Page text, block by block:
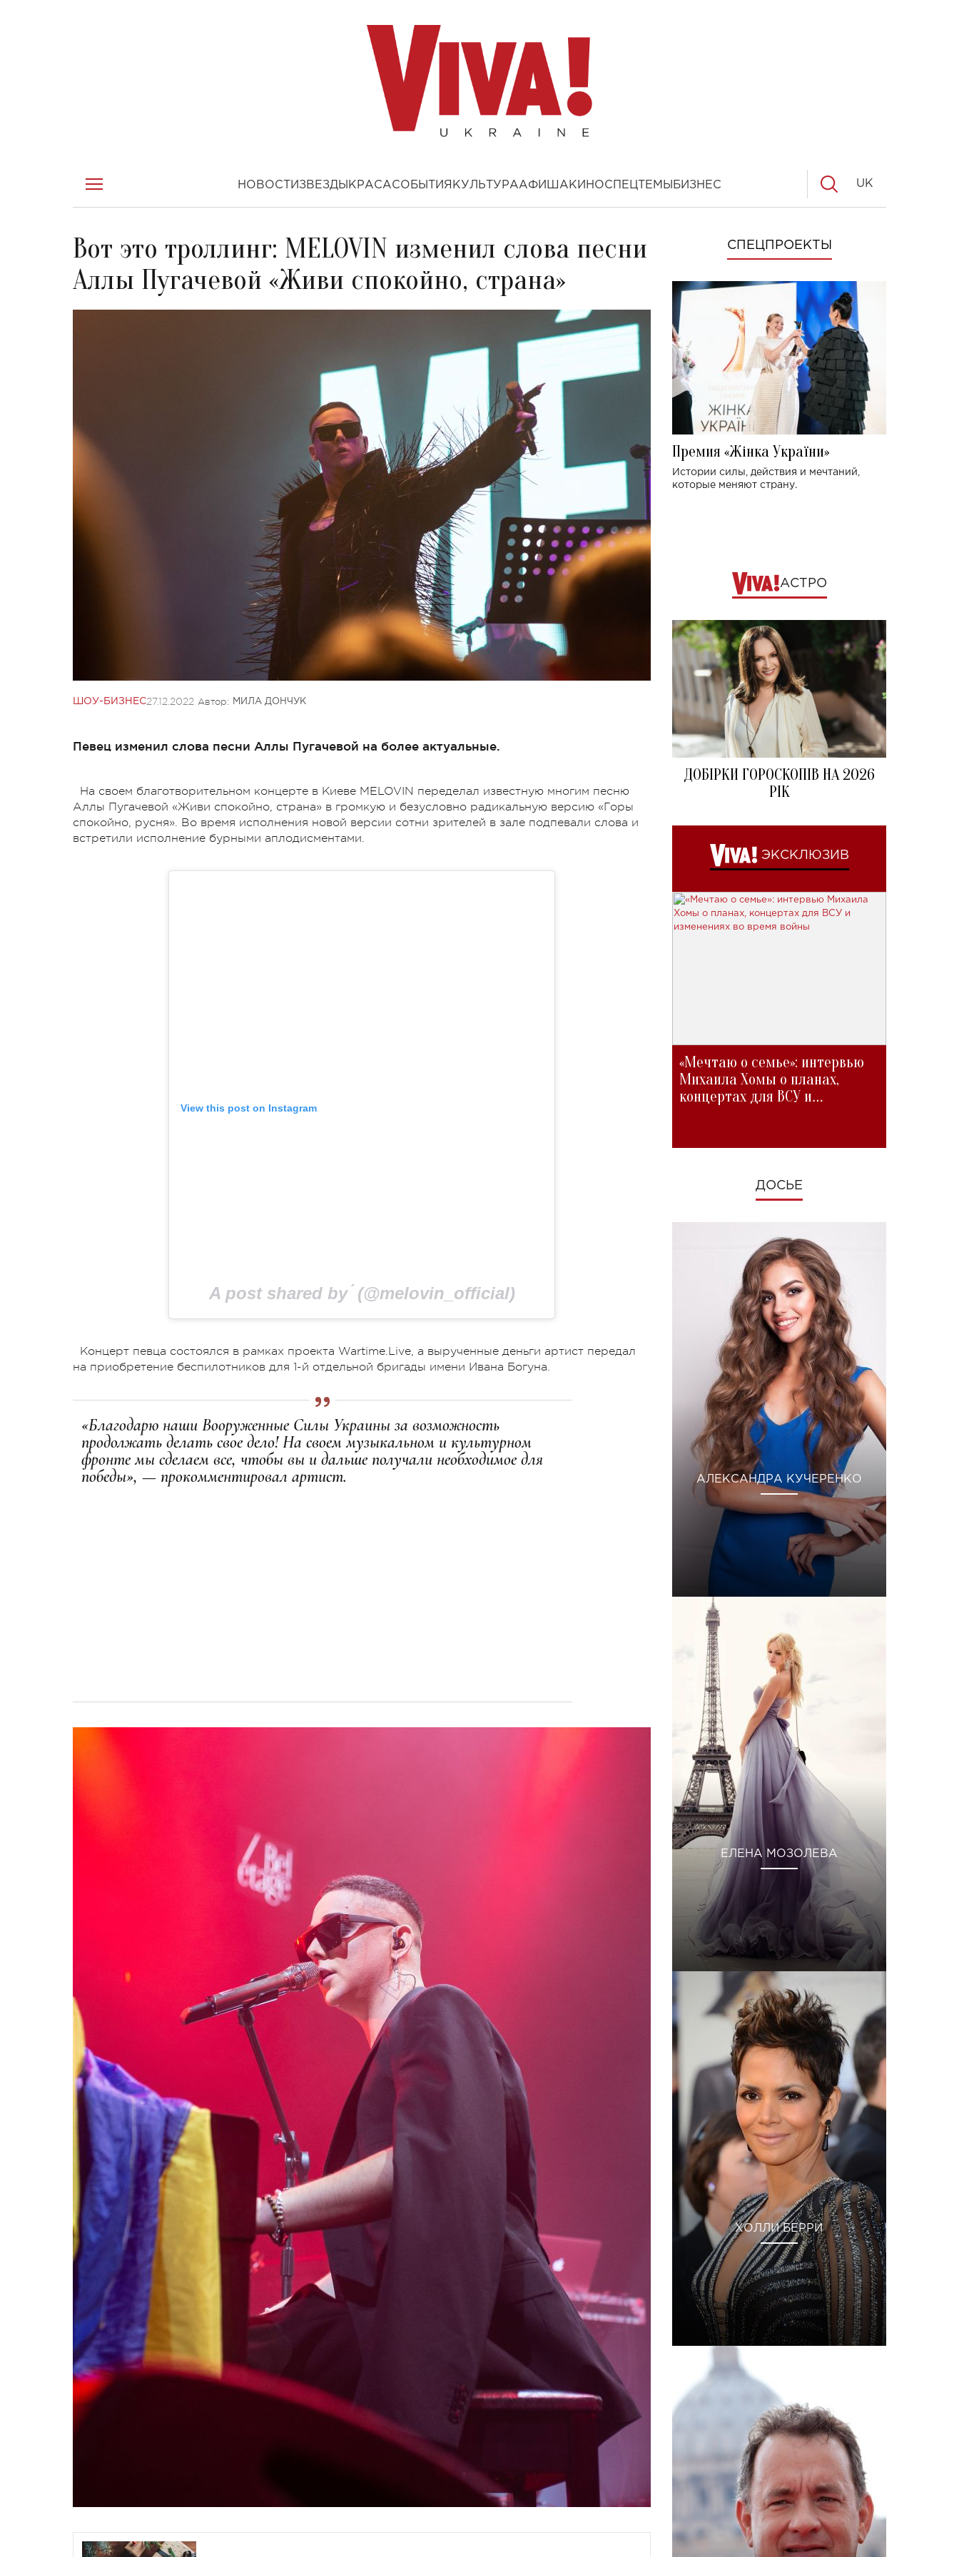
НОВОСТИ ЗВЕЗДЫ КРАСАСОБЫТИЯ КУЛЬТУРААФИША КИНОСПЕЦТЕМЫ БИЗНЕС UK
Вот это троллинг: MELOVIN изменил слова песни
Аллы Пугачевой «Живи спокойно, страна»
ШОУ-БИЗНЕС27.12.2022 Автор: МИЛА ДОНЧУК
Певец изменил слова песни Аллы Пугачевой на более актуальные.
На своем благотворительном концерте в Киеве MELOVIN переделал известную многим песню
Аллы Пугачевой «Живи спокойно, страна» в громкую и безусловно радикальную версию «Горы
спокойно, русня». Во время исполнения новой версии сотни зрителей в зале подпевали слова и
встретили исполнение бурными аплодисментами.
View this post on Instagram
A post shared by ́ (@melovin_official)
Концерт певца состоялся в рамках проекта Wartime.Live, а вырученные деньги артист передал
на приобретение беспилотников для 1-й отдельной бригады имени Ивана Богуна.
«Благодарю наши Вооруженные Силы Украины за возможность
продолжать делать свое дело! На своем музыкальном и культурном
фронте мы сделаем все, чтобы вы и дальше получали необходимое для
победы», — прокомментировал артист.
СПЕЦПРОЕКТЫ
Премия «Жінка України»
Истории силы, действия и мечтаний,
которые меняют страну.
АСТРО
ДОБІРКИ ГОРОСКОПІВ НА 2026
РІК
ЭКСКЛЮЗИВ
«Мечтаю о семье»: интервью
Михаила Хомы о планах,
концертах для ВСУ и
ДОСЬЕ
АЛЕКСАНДРА КУЧЕРЕНКО
ЕЛЕНА МОЗОЛЕВА
ХОЛЛИ БЕРРИ